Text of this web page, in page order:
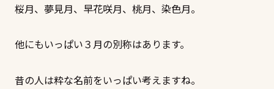
桜月、夢見月、早花咲月、桃月、染色月。
他にもいっぱい３月の別称はあります。
昔の人は粋な名前をいっぱい考えますね。